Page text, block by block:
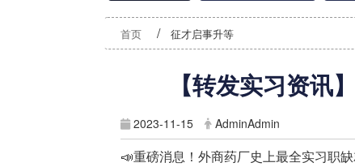
首页 征才启事升等
【转发实习资讯
2023-11-15 AdminAdmin
📣重磅消息！外商药厂史上最全实习职缺